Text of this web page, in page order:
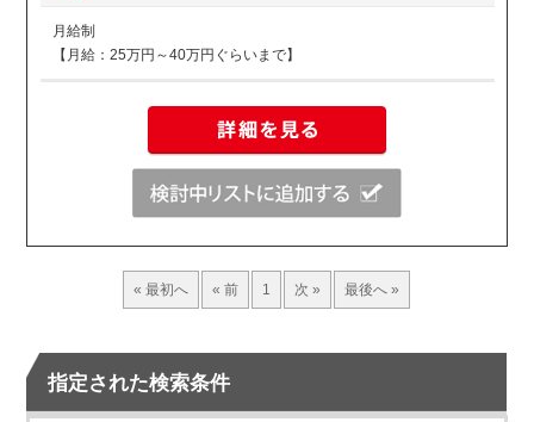
月給制
【月給：25万円～40万円ぐらいまで】
« 最初へ « 前 1 次 » 最後へ »
指定された検索条件